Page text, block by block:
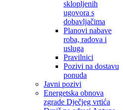
sklopljenih
ugovora s
dobavljačima
Planovi nabave
roba, radova i
usluga
Pravilnici
Pozivi na dostavu
ponuda
Javni pozivi
Energetska obnova
zgrade Dječjeg vrtića